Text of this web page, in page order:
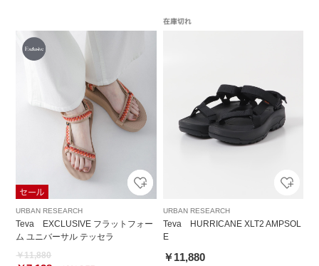
URBAN RESEARCH
Teva EXCLUSIVE フラットフォー
ム ユニバーサル テッセラ
￥11,880
URBAN RESEARCH
Teva HURRICANE XLT2 AMPSOL
E
￥11,880